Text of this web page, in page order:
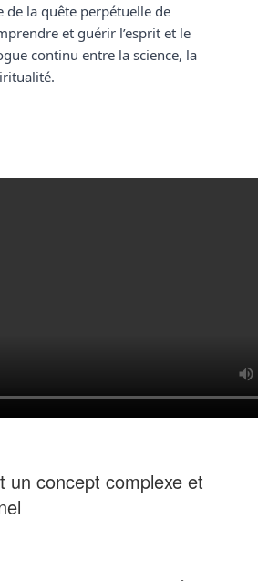
la quête perpétuelle de
et guérir l’esprit et le
continu entre la science, la
un concept complexe et